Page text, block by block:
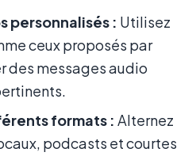
personnalisés : Utilisez
ceux proposés par
des messages audio
formats : Alternez
podcasts et courtes